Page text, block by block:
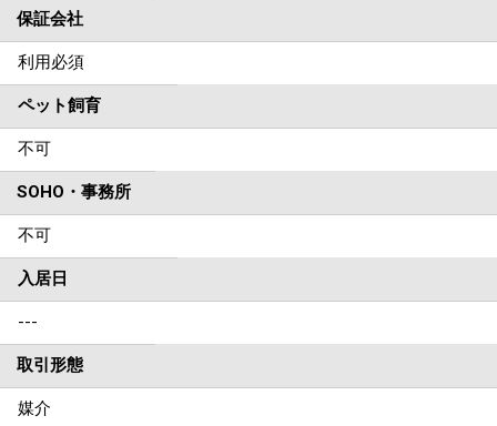
保証会社
利用必須
ペット飼育
不可
SOHO・事務所
不可
入居日
---
取引形態
媒介